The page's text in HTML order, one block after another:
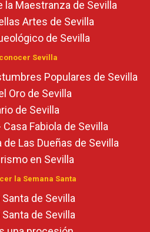
la Maestranza de Sevilla
Artes de Sevilla
de Sevilla
Sevilla
Populares de Sevilla
Oro de Sevilla
de Sevilla
Fabiola de Sevilla
de Las Dueñas de Sevilla
en Sevilla
la Semana Santa
de Sevilla
de Sevilla